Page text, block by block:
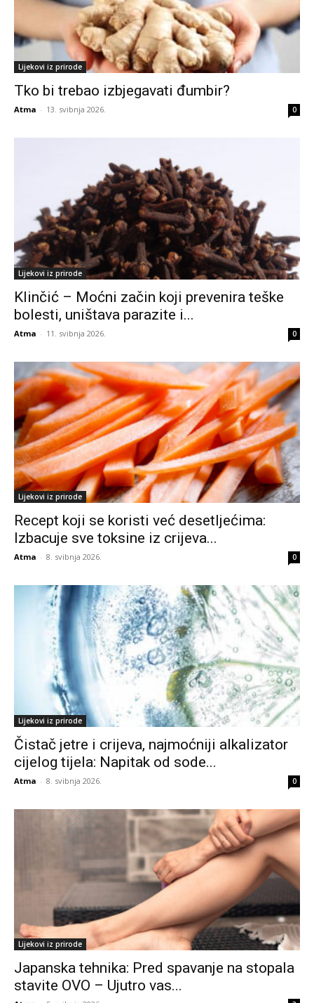
Lijekovi iz prirode
Tko bi trebao izbjegavati đumbir?
Atma - 13. svibnja 2026. 0
Lijekovi iz prirode
Klinčić – Moćni začin koji prevenira teške
bolesti, uništava parazite i...
Atma - 11. svibnja 2026. 0
Lijekovi iz prirode
Recept koji se koristi već desetljećima:
Izbacuje sve toksine iz crijeva...
Atma - 8. svibnja 2026. 0
Lijekovi iz prirode
Čistač jetre i crijeva, najmoćniji alkalizator
cijelog tijela: Napitak od sode...
Atma - 8. svibnja 2026. 0
Lijekovi iz prirode
Japanska tehnika: Pred spavanje na stopala
stavite OVO – Ujutro vas...